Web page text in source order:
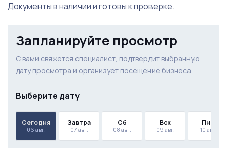
Документы в наличии и готовы к проверке.
Запланируйте просмотр
С вами свяжется специалист, подтвердит выбранную
дату просмотра и организует посещение бизнеса.
Выберите дату
Сегодня
06 авг.
Завтра
07 авг.
Сб
08 авг.
Вск
09 авг.
Пнд
10 авг.